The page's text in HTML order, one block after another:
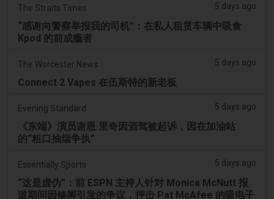
The Straits Times 5 days ago
“感谢向警察举报我的司机”：在私人租赁车辆中吸食
Kpod 的前成瘾者
The Worcester News 5 days ago
Connect 2 Vapes 在伍斯特的新老板
Evening Standard 5 days ago
《东端》演员谢恩·里奇因酒驾被起诉，因在加油站
的“粗口抽烟争执”
Essentially Sports 5 days ago
“这是虚伪”：前 ESPN 主持人针对 Monica McNutt 报
道期间因修脚引发的争议，抨击 Pat McAfee 的吸电子